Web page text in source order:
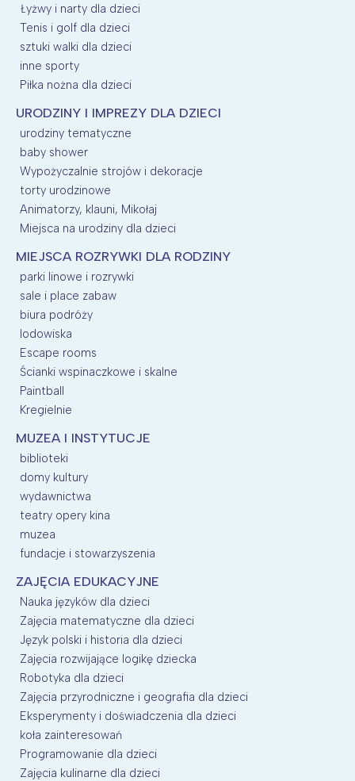
Łyżwy i narty dla dzieci
Tenis i golf dla dzieci
sztuki walki dla dzieci
inne sporty
Piłka nożna dla dzieci
URODZINY I IMPREZY DLA DZIECI
urodziny tematyczne
baby shower
Wypożyczalnie strojów i dekoracje
torty urodzinowe
Animatorzy, klauni, Mikołaj
Miejsca na urodziny dla dzieci
MIEJSCA ROZRYWKI DLA RODZINY
parki linowe i rozrywki
sale i place zabaw
biura podróży
lodowiska
Escape rooms
Ścianki wspinaczkowe i skalne
Paintball
Kregielnie
MUZEA I INSTYTUCJE
biblioteki
domy kultury
wydawnictwa
teatry opery kina
muzea
fundacje i stowarzyszenia
ZAJĘCIA EDUKACYJNE
Nauka języków dla dzieci
Zajęcia matematyczne dla dzieci
Język polski i historia dla dzieci
Zajęcia rozwijające logikę dziecka
Robotyka dla dzieci
Zajęcia przyrodniczne i geografia dla dzieci
Eksperymenty i doświadczenia dla dzieci
koła zainteresowań
Programowanie dla dzieci
Zajęcia kulinarne dla dzieci